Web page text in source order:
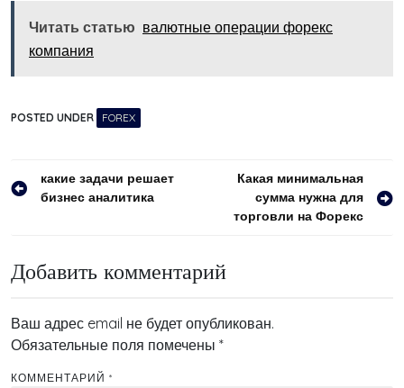
Читать статью валютные операции форекс
компания
POSTED UNDER FOREX
Навигация
какие задачи решает
бизнес аналитика
Какая минимальная
сумма нужна для
торговли на Форекс
Добавить комментарий
Ваш адрес email не будет опубликован.
Обязательные поля помечены *
КОММЕНТАРИЙ *